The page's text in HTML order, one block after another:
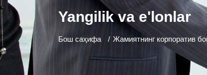
Yangilik va e'lonlar
Бош саҳифа Жамиятнинг корпоратив